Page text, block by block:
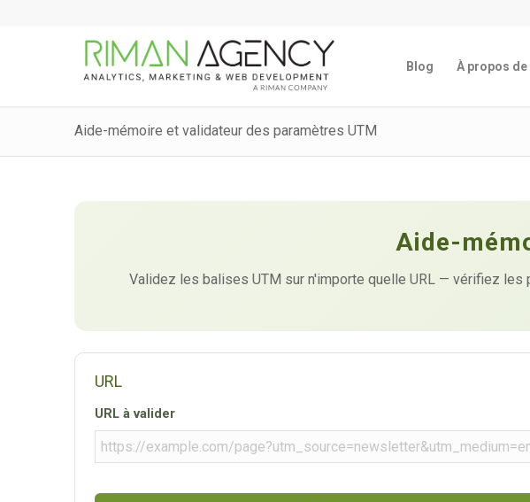
Blog À propos de
Aide-mémoire et validateur des paramètres UTM
Aide-
Validez les balises UTM sur n'importe quelle URL — vérifiez
URL
URL à valider